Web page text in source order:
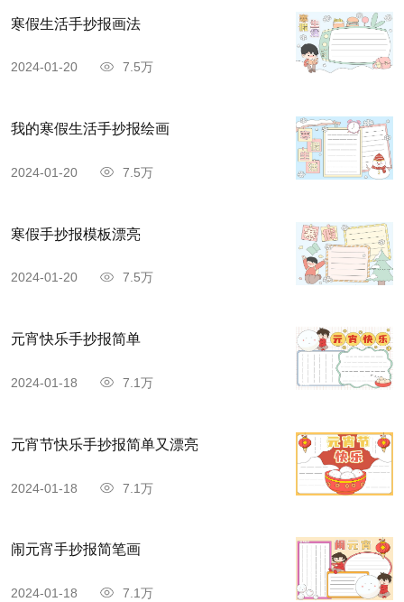
寒假生活手抄报画法
2024-01-20 7.5万
我的寒假生活手抄报绘画
2024-01-20 7.5万
寒假手抄报模板漂亮
2024-01-20 7.5万
元宵快乐手抄报简单
2024-01-18 7.1万
元宵节快乐手抄报简单又漂亮
2024-01-18 7.1万
闹元宵手抄报简笔画
2024-01-18 7.1万